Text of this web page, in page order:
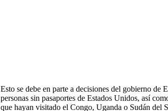
Esto se debe en parte a decisiones del gobierno de
personas sin pasaportes de Estados Unidos, así
que hayan visitado el Congo, Uganda o Sudán del